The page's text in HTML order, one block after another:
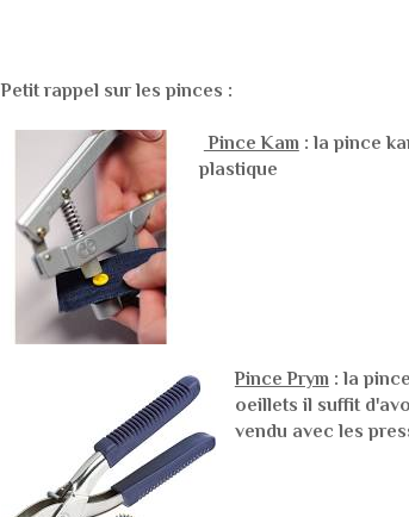
Petit rappel sur les pinces :
Pince Kam : la pince
plastique
Pince Prym : la
oeillets il suffit
vendu avec les